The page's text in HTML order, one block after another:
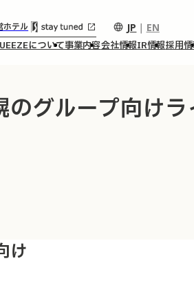
ホテル JP ｜ EN
について事業内容会社情報IR情報採用
グループ向け
け